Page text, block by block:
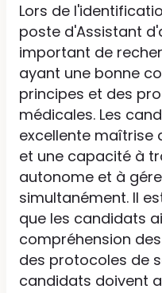
Lors de
poste d'Assistant
important de
ayant une bonne
principes et des
médicales. Les
excellente maîtrise
et une capacité à
autonome et à
simultanément. Il
que les candidats
compréhension
des protocoles de
candidats doivent